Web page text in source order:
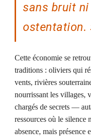
sans bruit ni
ostentation.
Cette économie se
traditions : oliviers qui
vents, rivières
nourrissant les villages,
chargés de secrets —
ressources où le silence
absence, mais présence